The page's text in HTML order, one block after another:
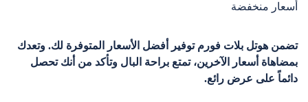
أسعار منخفضة
تضمن هوتل بلات فورم توفير أفضل الأسعار المتوفرة لك. وتعدك
بمضاهاة أسعار الآخرين، تمتع براحة البال وتأكد من أنك تحصل
دائماً على عرض رائع.